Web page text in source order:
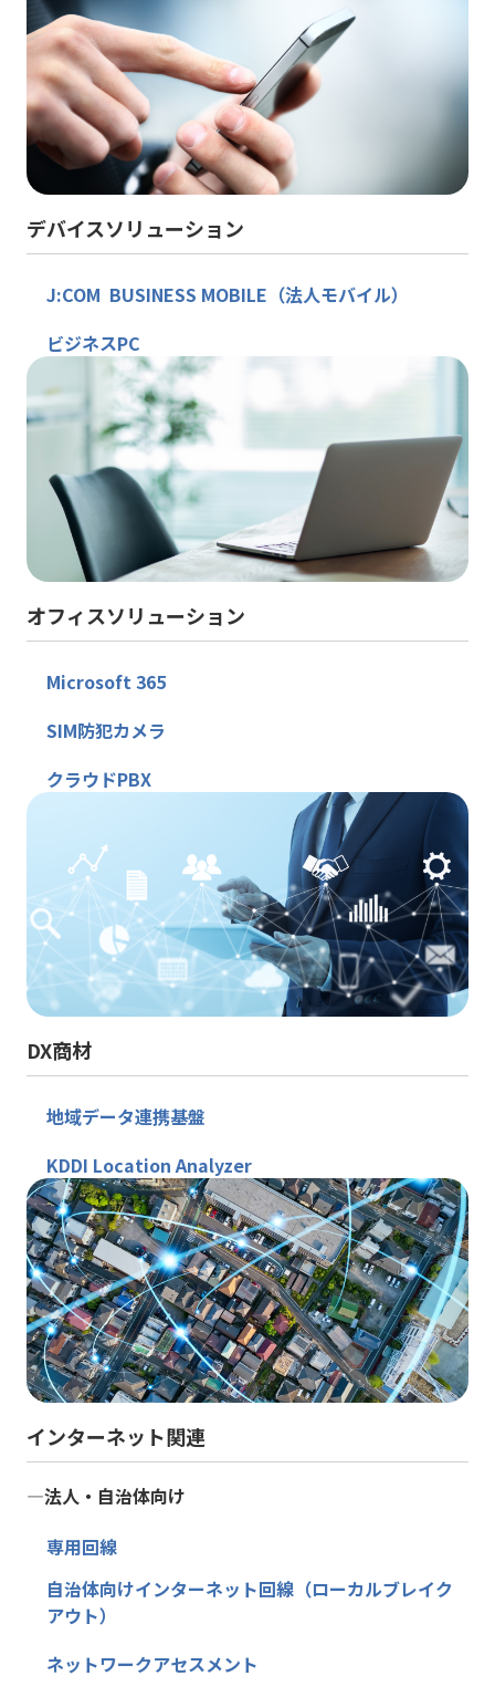
デバイスソリューション
J:COM BUSINESS MOBILE（法人モバイル）
ビジネスPC
オフィスソリューション
Microsoft 365
SIM防犯カメラ
クラウドPBX
DX商材
地域データ連携基盤
KDDI Location Analyzer
インターネット関連
―法人・自治体向け
専用回線
自治体向けインターネット回線（ローカルブレイク
アウト）
ネットワークアセスメント